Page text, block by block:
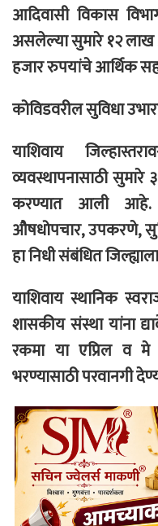
आदिवासी विकास
असलेल्या सुमारे १२ लाख
हजार रुपयांचे आर्थिक
कोविडवरील सुविधा
याशिवाय
व्यवस्थापनासाठी
करण्यात आली आहे.
औषधोपचार, उपकरणे,
हा निधी संबंधित
याशिवाय स्थानिक
शासकीय संस्था यांना
रकमा या एप्रिल व मे
भरण्यासाठी परवानगी